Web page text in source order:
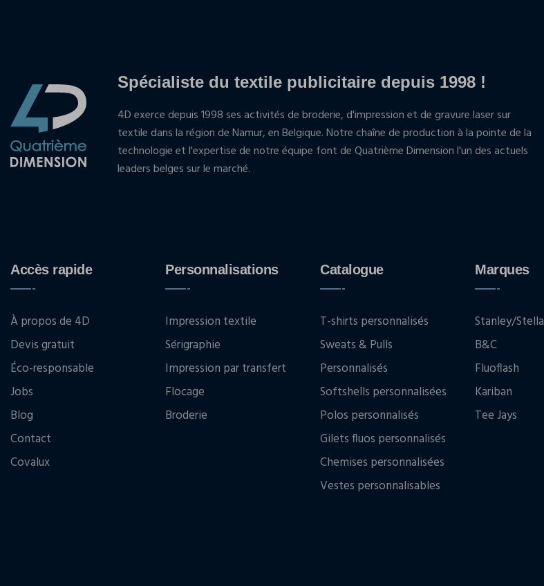
Spécialiste du textile publicitaire depuis 1998 !
4D exerce depuis 1998 ses activités de broderie, d'impression et de gravure laser sur
textile dans la région de Namur, en Belgique. Notre chaîne de production à la pointe de la
technologie et l'expertise de notre équipe font de Quatrième Dimension l'un des actuels
leaders belges sur le marché.
Accès rapide
À propos de 4D
Devis gratuit
Éco-responsable
Jobs
Blog
Contact
Covalux
Personnalisations
Impression textile
Sérigraphie
Impression par transfert
Flocage
Broderie
Catalogue
T-shirts personnalisés
Sweats & Pulls
Personnalisés
Softshells personnalisées
Polos personnalisés
Gilets fluos personnalisés
Chemises personnalisées
Vestes personnalisables
Marques
Stanley/Stella
B&C
Fluoflash
Kariban
Tee Jays